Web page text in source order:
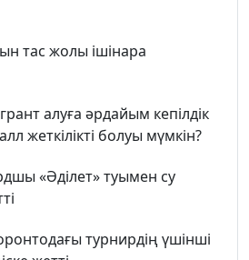
тас жолы ішінара
алуға әрдайым кепілдік
жеткілікті болуы мүмкін?
«Әділет» туымен су
турнирдің үшінші